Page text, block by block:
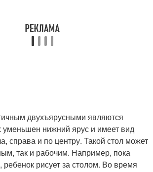
двухъярусными являются
уменьшен нижний ярус и имеет вид
справа и по центру. Такой стол может
так и рабочим. Например, пока
ребенок рисует за столом. Во время